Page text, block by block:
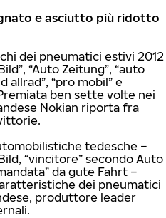
e asciutto più ridotto
dei pneumatici estivi 2012
“Auto Zeitung”, “auto
allrad”, “pro mobil” e
ben sette volte nei
Nokian riporta fra
tedesche –
“vincitore” secondo Auto
da gute Fahrt –
dei pneumatici
produttore leader